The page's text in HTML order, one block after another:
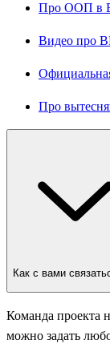
Про ООП в
Видео про
Про
Как с вами
Команда проекта
можно задать